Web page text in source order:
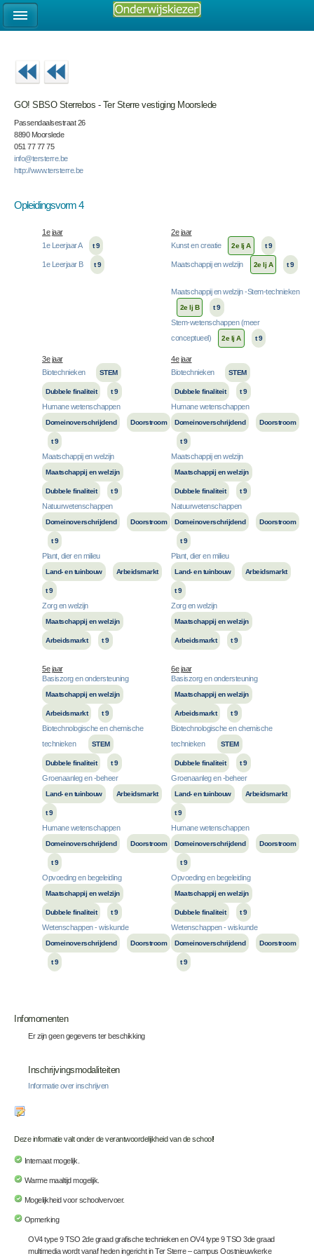
GO! SBSO Sterrebos - Ter Sterre vestiging Moorslede
Passendaalsestraat 26
8890 Moorslede
051 77 77 75
info@tersterre.be
http://www.tersterre.be
Opleidingsvorm 4
1e jaar
2e jaar
1e Leerjaar A
t 9
1e Leerjaar B t 9
Kunst en creatie 2e lj A t 9
Maatschappij en welzijn 2e lj A t 9
Maatschappij en welzijn -Stem-technieken
2e lj B t 9
Stem-wetenschappen (meer
conceptueel)
2e lj A t 9
3e jaar
4e jaar
Biotechnieken
STEM
Dubbele finaliteit t 9
Humane wetenschappen
Domeinoverschrijdend Doorstroom
t 9
Maatschappij en welzijn
Maatschappij en welzijn
Dubbele finaliteit t 9
Natuurwetenschappen
Domeinoverschrijdend Doorstroom
t 9
Plant, dier en milieu
Land- en tuinbouw Arbeidsmarkt
t 9
Zorg en welzijn
Maatschappij en welzijn
Arbeidsmarkt t 9
Biotechnieken STEM
Dubbele finaliteit t 9
Humane wetenschappen
Domeinoverschrijdend Doorstroom
t 9
Maatschappij en welzijn
Maatschappij en welzijn
Dubbele finaliteit t 9
Natuurwetenschappen
Domeinoverschrijdend Doorstroom
t 9
Plant, dier en milieu
Land- en tuinbouw Arbeidsmarkt
t 9
Zorg en welzijn
Maatschappij en welzijn
Arbeidsmarkt t 9
5e jaar
6e jaar
Basiszorg en ondersteuning
Maatschappij en welzijn
Arbeidsmarkt t 9
Biotechnologische en chemische
technieken
STEM
Dubbele finaliteit t 9
Groenaanleg en -beheer
Land- en tuinbouw Arbeidsmarkt
t 9
Humane wetenschappen
Domeinoverschrijdend Doorstroom
t 9
Opvoeding en begeleiding
Maatschappij en welzijn
Dubbele finaliteit t 9
Wetenschappen - wiskunde
Domeinoverschrijdend Doorstroom
t 9
Basiszorg en ondersteuning
Maatschappij en welzijn
Arbeidsmarkt t 9
Biotechnologische en chemische
technieken
STEM
Dubbele finaliteit t 9
Groenaanleg en -beheer
Land- en tuinbouw Arbeidsmarkt
t 9
Humane wetenschappen
Domeinoverschrijdend Doorstroom
t 9
Opvoeding en begeleiding
Maatschappij en welzijn
Dubbele finaliteit t 9
Wetenschappen - wiskunde
Domeinoverschrijdend Doorstroom
t 9
Infomomenten
Er zijn geen gegevens ter beschikking
Inschrijvingsmodaliteiten
Informatie over inschrijven
Deze informatie valt onder de verantwoordelijkheid van de school!
Internaat mogelijk.
Warme maaltijd mogelijk.
Mogelijkheid voor schoolvervoer.
Opmerking
OV4 type 9 TSO 2de graad grafische technieken en OV4 type 9 TSO 3de graad
multimedia wordt vanaf heden ingericht in Ter Sterre – campus Oostnieuwkerke